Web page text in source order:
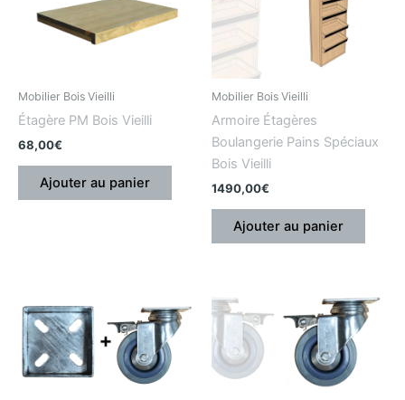
Mobilier Bois Vieilli
Étagère PM Bois Vieilli
68,00€
Ajouter au panier
Mobilier Bois Vieilli
Armoire Étagères
Boulangerie Pains Spéciaux
Bois Vieilli
1490,00€
Ajouter au panier